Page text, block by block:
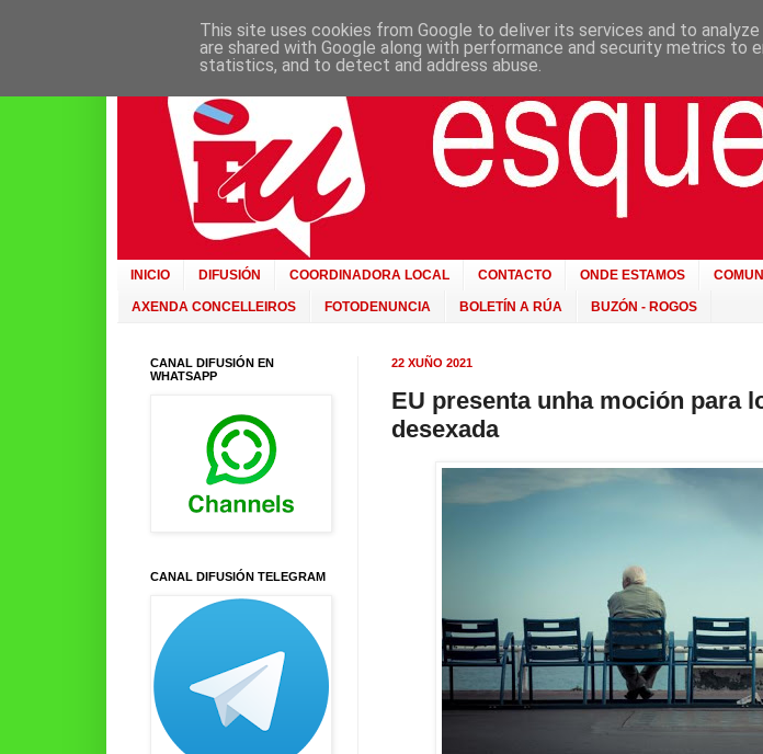
INICIO DIFUSIÓN COORDINADORA LOCAL CONTACTO ONDE ESTAMOS
AXENDA CONCELLEIROS FOTODENUNCIA BOLETÍN A RÚA BUZÓN - ROGOS
22 XUÑO 2021
EU presenta unha moción para
desexada
CANAL DIFUSIÓN EN
WHATSAPP
CANAL DIFUSIÓN TELEGRAM
This site uses cookies from Google to deliver its services and to
are shared with Google along with performance and security metrics to
statistics, and to detect and address abuse.